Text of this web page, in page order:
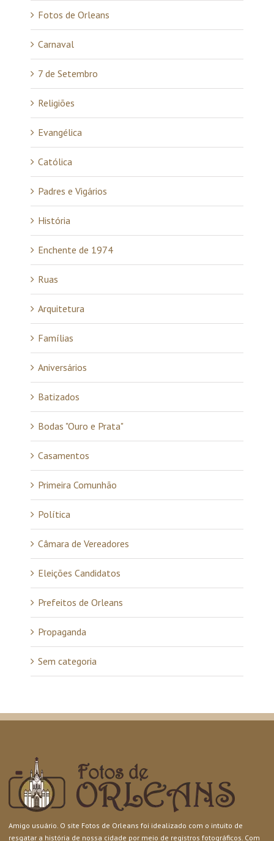
Fotos de Orleans
Carnaval
7 de Setembro
Religiões
Evangélica
Católica
Padres e Vigários
História
Enchente de 1974
Ruas
Arquitetura
Famílias
Aniversários
Batizados
Bodas "Ouro e Prata"
Casamentos
Primeira Comunhão
Política
Câmara de Vereadores
Eleições Candidatos
Prefeitos de Orleans
Propaganda
Sem categoria
Amigo usuário. O site Fotos de Orleans foi idealizado com o intuito de
resgatar a história de nossa cidade por meio de registros fotográficos. Com